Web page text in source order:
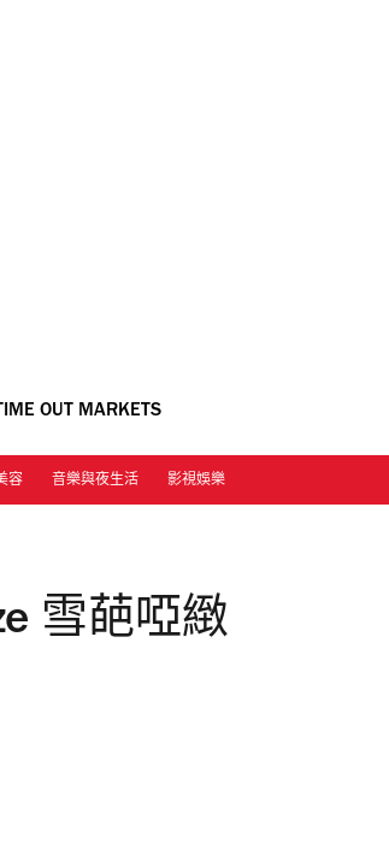
OUT MARKETS
容 音樂與夜生活 影視娛樂
雪葩啞緻